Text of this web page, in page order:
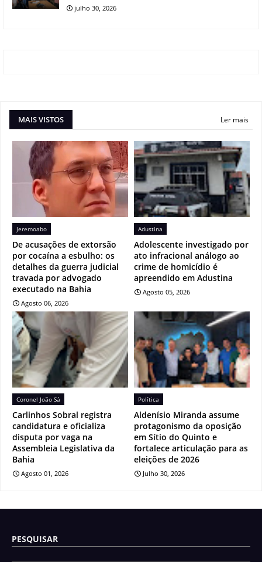
julho 30, 2026
MAIS VISTOS Ler mais
Jeremoabo
De acusações de extorsão
por cocaína a esbulho: os
detalhes da guerra judicial
travada por advogado
executado na Bahia
Agosto 06, 2026
Adustina
Adolescente investigado por
ato infracional análogo ao
crime de homicídio é
apreendido em Adustina
Agosto 05, 2026
Coronel João Sá
Carlinhos Sobral registra
candidatura e oficializa
disputa por vaga na
Assembleia Legislativa da
Bahia
Agosto 01, 2026
Política
Aldenísio Miranda assume
protagonismo da oposição
em Sítio do Quinto e
fortalece articulação para as
eleições de 2026
Julho 30, 2026
PESQUISAR